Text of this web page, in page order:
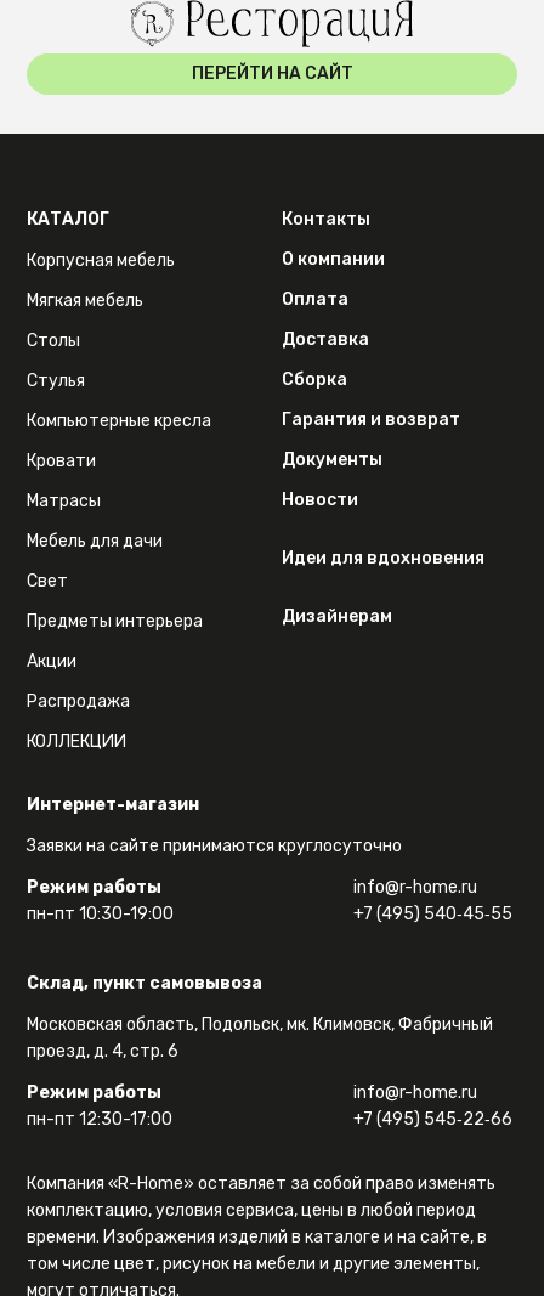
ПЕРЕЙТИ НА САЙТ
Интернет-магазин
Заявки на сайте принимаются круглосуточно
Режим работы
пн-пт 10:30-19:00
info@r-home.ru
+7 (495) 540‑45‑55
Склад, пункт самовывоза
Московская область, Подольск, мк. Климовск, Фабричный
проезд, д. 4, стр. 6
Режим работы
пн-пт 12:30-17:00
info@r-home.ru
+7 (495) 545‑22‑66
КАТАЛОГ
Корпусная мебель
Мягкая мебель
Столы
Стулья
Компьютерные кресла
Кровати
Матрасы
Мебель для дачи
Свет
Предметы интерьера
Акции
Распродажа
КОЛЛЕКЦИИ
Контакты
О компании
Оплата
Доставка
Сборка
Гарантия и возврат
Документы
Новости
Идеи для вдохновения
Дизайнерам
Компания «R-Home» оставляет за собой право изменять
комплектацию, условия сервиса, цены в любой период
времени. Изображения изделий в каталоге и на сайте, в
том числе цвет, рисунок на мебели и другие элементы,
могут отличаться.